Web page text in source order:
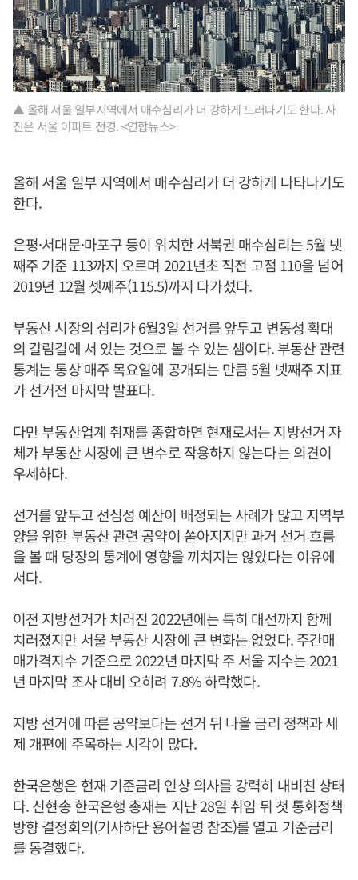
▲ 올해 서울 일부지역에서 매수심리가 더 강하게 드러나기도 한다. 사
진은 서울 아파트 전경. <연합뉴스>
올해 서울 일부 지역에서 매수심리가 더 강하게 나타나기도
한다.
은평·서대문·마포구 등이 위치한 서북권 매수심리는 5월 넷
째주 기준 113까지 오르며 2021년초 직전 고점 110을 넘어
2019년 12월 셋째주(115.5)까지 다가섰다.
부동산 시장의 심리가 6월3일 선거를 앞두고 변동성 확대
의 갈림길에 서 있는 것으로 볼 수 있는 셈이다. 부동산 관련
통계는 통상 매주 목요일에 공개되는 만큼 5월 넷째주 지표
가 선거전 마지막 발표다.
다만 부동산업계 취재를 종합하면 현재로서는 지방선거 자
체가 부동산 시장에 큰 변수로 작용하지 않는다는 의견이
우세하다.
선거를 앞두고 선심성 예산이 배정되는 사례가 많고 지역부
양을 위한 부동산 관련 공약이 쏟아지지만 과거 선거 흐름
을 볼 때 당장의 통계에 영향을 끼치지는 않았다는 이유에
서다.
이전 지방선거가 치러진 2022년에는 특히 대선까지 함께
치러졌지만 서울 부동산 시장에 큰 변화는 없었다. 주간매
매가격지수 기준으로 2022년 마지막 주 서울 지수는 2021
년 마지막 조사 대비 오히려 7.8% 하락했다.
지방 선거에 따른 공약보다는 선거 뒤 나올 금리 정책과 세
제 개편에 주목하는 시각이 많다.
한국은행은 현재 기준금리 인상 의사를 강력히 내비친 상태
다. 신현송 한국은행 총재는 지난 28일 취임 뒤 첫 통화정책
방향 결정회의(기사하단 용어설명 참조)를 열고 기준금리
를 동결했다.